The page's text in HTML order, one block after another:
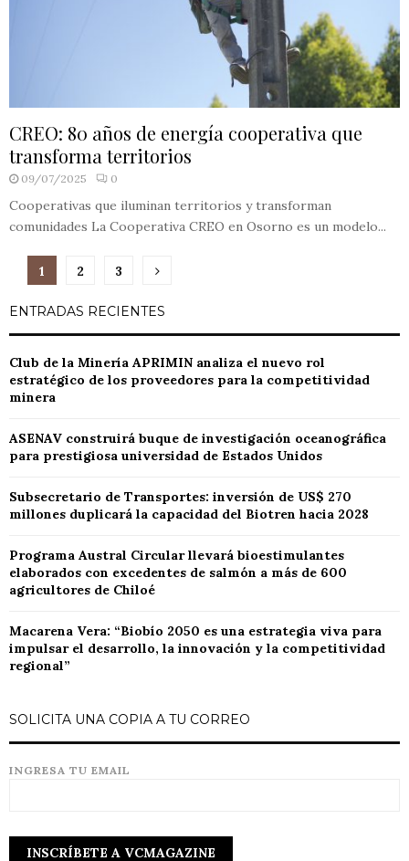
CREO: 80 años de energía cooperativa que
transforma territorios
09/07/2025 0
Cooperativas que iluminan territorios y transforman
comunidades La Cooperativa CREO en Osorno es un modelo...
Paginación
de
entradas
1 2 3
ENTRADAS RECIENTES
Club de la Minería APRIMIN analiza el nuevo rol
estratégico de los proveedores para la competitividad
minera
ASENAV construirá buque de investigación oceanográfica
para prestigiosa universidad de Estados Unidos
Subsecretario de Transportes: inversión de US$ 270
millones duplicará la capacidad del Biotren hacia 2028
Programa Austral Circular llevará bioestimulantes
elaborados con excedentes de salmón a más de 600
agricultores de Chiloé
Macarena Vera: “Biobío 2050 es una estrategia viva para
impulsar el desarrollo, la innovación y la competitividad
regional”
SOLICITA UNA COPIA A TU CORREO
INGRESA TU EMAIL